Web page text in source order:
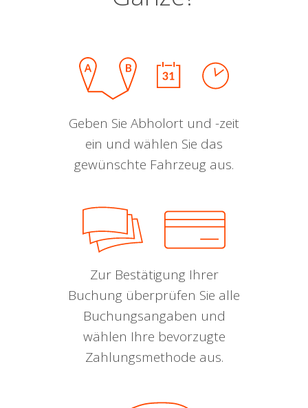
Geben Sie Abholort und -zeit
ein und wählen Sie das
gewünschte Fahrzeug aus.
Zur Bestätigung Ihrer
Buchung überprüfen Sie alle
Buchungsangaben und
wählen Ihre bevorzugte
Zahlungsmethode aus.